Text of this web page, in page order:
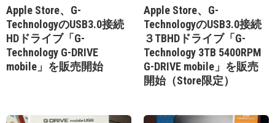
Apple Store、G-
TechnologyのUSB3.0接続
HDドライブ「G-
Technology G-DRIVE
mobile」を販売開始
Apple Store、G-
TechnologyのUSB3.0接続
３TBHDドライブ「G-
Technology 3TB 5400RPM
G-DRIVE mobile」を販売
開始（Store限定）